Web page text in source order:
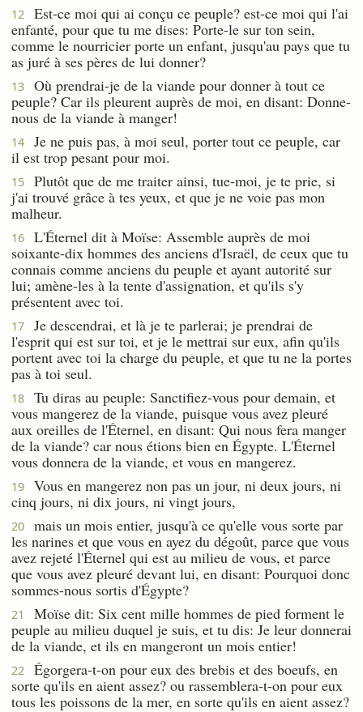
12
Est-ce moi qui ai conçu ce peuple? est-ce moi qui l'ai
enfanté, pour que tu me dises: Porte-le sur ton sein,
comme le nourricier porte un enfant, jusqu'au pays que tu
as juré à ses pères de lui donner?
13
Où prendrai-je de la viande pour donner à tout ce
peuple? Car ils pleurent auprès de moi, en disant: Donne-
nous de la viande à manger!
14
Je ne puis pas, à moi seul, porter tout ce peuple, car
il est trop pesant pour moi.
15
Plutôt que de me traiter ainsi, tue-moi, je te prie, si
j'ai trouvé grâce à tes yeux, et que je ne voie pas mon
malheur.
16
L'Éternel dit à Moïse: Assemble auprès de moi
soixante-dix hommes des anciens d'Israël, de ceux que tu
connais comme anciens du peuple et ayant autorité sur
lui; amène-les à la tente d'assignation, et qu'ils s'y
présentent avec toi.
17
Je descendrai, et là je te parlerai; je prendrai de
l'esprit qui est sur toi, et je le mettrai sur eux, afin qu'ils
portent avec toi la charge du peuple, et que tu ne la portes
pas à toi seul.
18
Tu diras au peuple: Sanctifiez-vous pour demain, et
vous mangerez de la viande, puisque vous avez pleuré
aux oreilles de l'Éternel, en disant: Qui nous fera manger
de la viande? car nous étions bien en Égypte. L'Éternel
vous donnera de la viande, et vous en mangerez.
19
Vous en mangerez non pas un jour, ni deux jours, ni
cinq jours, ni dix jours, ni vingt jours,
20
mais un mois entier, jusqu'à ce qu'elle vous sorte par
les narines et que vous en ayez du dégoût, parce que vous
avez rejeté l'Éternel qui est au milieu de vous, et parce
que vous avez pleuré devant lui, en disant: Pourquoi donc
sommes-nous sortis d'Égypte?
21
Moïse dit: Six cent mille hommes de pied forment le
peuple au milieu duquel je suis, et tu dis: Je leur donnerai
de la viande, et ils en mangeront un mois entier!
22
Égorgera-t-on pour eux des brebis et des boeufs, en
sorte qu'ils en aient assez? ou rassemblera-t-on pour eux
tous les poissons de la mer, en sorte qu'ils en aient assez?